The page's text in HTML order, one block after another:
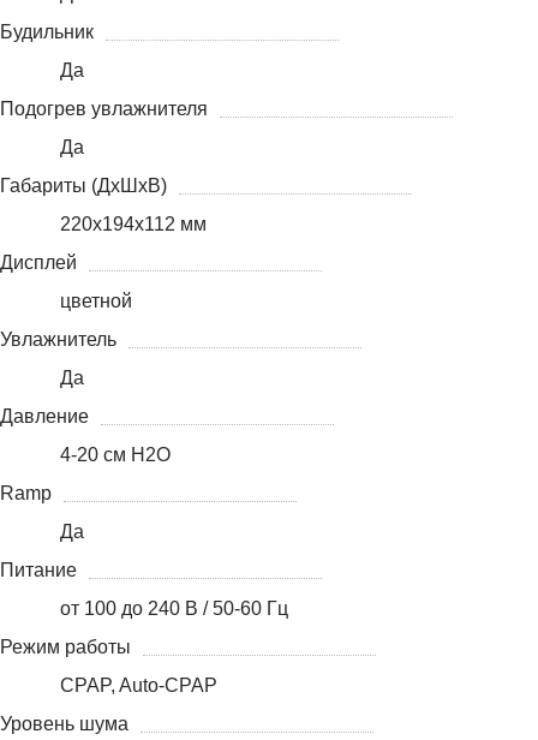
Будильник
Да
Подогрев увлажнителя
Да
Габариты (ДхШхВ)
220x194x112 мм
Дисплей
цветной
Увлажнитель
Да
Давление
4-20 см H2O
Ramp
Да
Питание
от 100 до 240 В / 50-60 Гц
Режим работы
CPAP, Auto-CPAP
Уровень шума